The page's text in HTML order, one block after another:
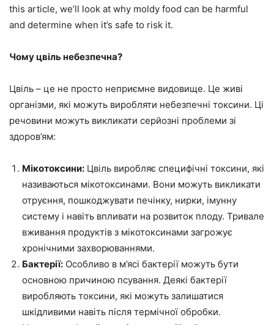
this article, we’ll look at why moldy food can be harmful
and determine when it’s safe to risk it.
Чому цвіль небезпечна?
Цвіль – це не просто неприємне видовище. Це живі
організми, які можуть виробляти небезпечні токсини. Ці
речовини можуть викликати серйозні проблеми зі
здоров’ям:
Мікотоксини: Цвіль виробляє специфічні токсини, які
називаються мікотоксинами. Вони можуть викликати
отруєння, пошкоджувати печінку, нирки, імунну
систему і навіть впливати на розвиток плоду. Тривале
вживання продуктів з мікотоксинами загрожує
хронічними захворюваннями.
Бактерії: Особливо в м’ясі бактерії можуть бути
основною причиною псування. Деякі бактерії
виробляють токсини, які можуть залишатися
шкідливими навіть після термічної обробки.